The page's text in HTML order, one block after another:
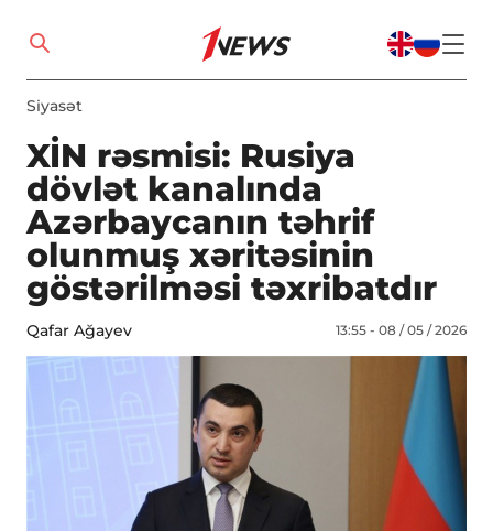
Siyasət
XİN rəsmisi: Rusiya
dövlət kanalında
Azərbaycanın təhrif
olunmuş xəritəsinin
göstərilməsi təxribatdır
Qafar Ağayev 13:55 - 08 / 05 / 2026